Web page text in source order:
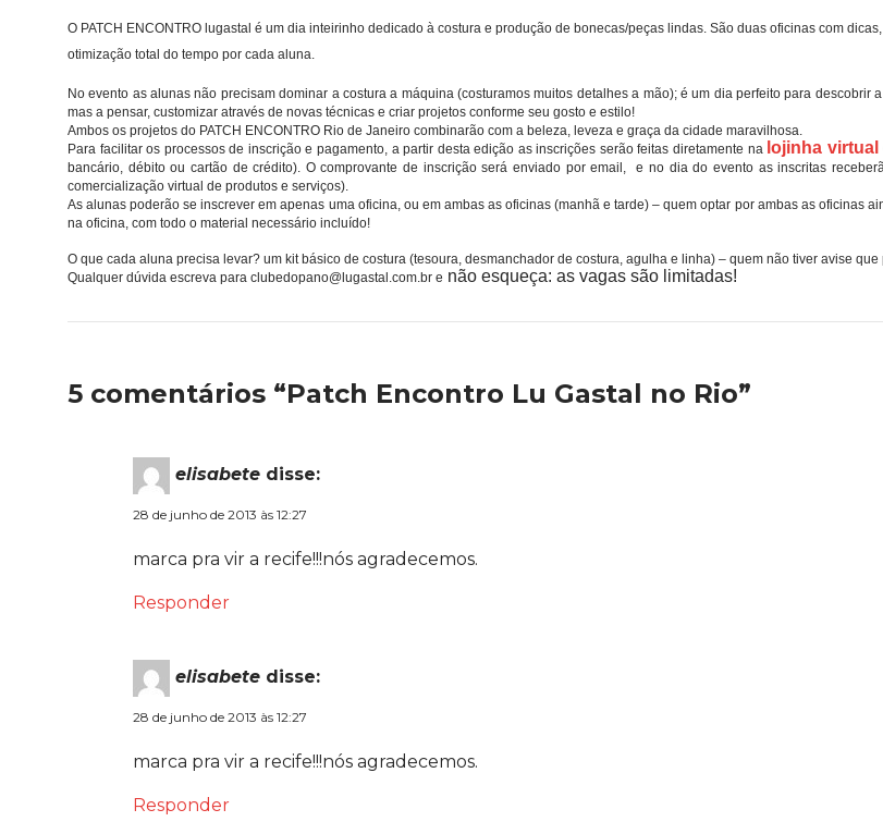
O PATCH ENCONTRO lugastal é um dia inteirinho dedicado à costura e produção de bonecas/peças lindas. São duas oficinas com
otimização total do tempo por cada aluna.
No evento as alunas não precisam dominar a costura a máquina (costuramos muitos detalhes a mão); é um dia perfeito para
mas a pensar, customizar através de novas técnicas e criar projetos conforme seu gosto e estilo!
Ambos os projetos do PATCH ENCONTRO Rio de Janeiro combinarão com a beleza, leveza e graça da cidade maravilhosa.
Para facilitar os processos de inscrição e pagamento, a partir desta edição as inscrições serão feitas diretamente na lojinha virtual
bancário, débito ou cartão de crédito). O comprovante de inscrição será enviado por email, e no dia do evento as inscritas
comercialização virtual de produtos e serviços).
As alunas poderão se inscrever em apenas uma oficina, ou em ambas as oficinas (manhã e tarde) – quem optar por ambas as oficinas
na oficina, com todo o material necessário incluído!
O que cada aluna precisa levar? um kit básico de costura (tesoura, desmanchador de costura, agulha e linha) – quem não tiver avise
Qualquer dúvida escreva para clubedopano@lugastal.com.br e não esqueça: as vagas são limitadas!
5 comentários “Patch Encontro Lu Gastal no Rio”
elisabete disse:
28 de junho de 2013 às 12:27
marca pra vir a recife!!!nós agradecemos.
Responder
elisabete disse:
28 de junho de 2013 às 12:27
marca pra vir a recife!!!nós agradecemos.
Responder